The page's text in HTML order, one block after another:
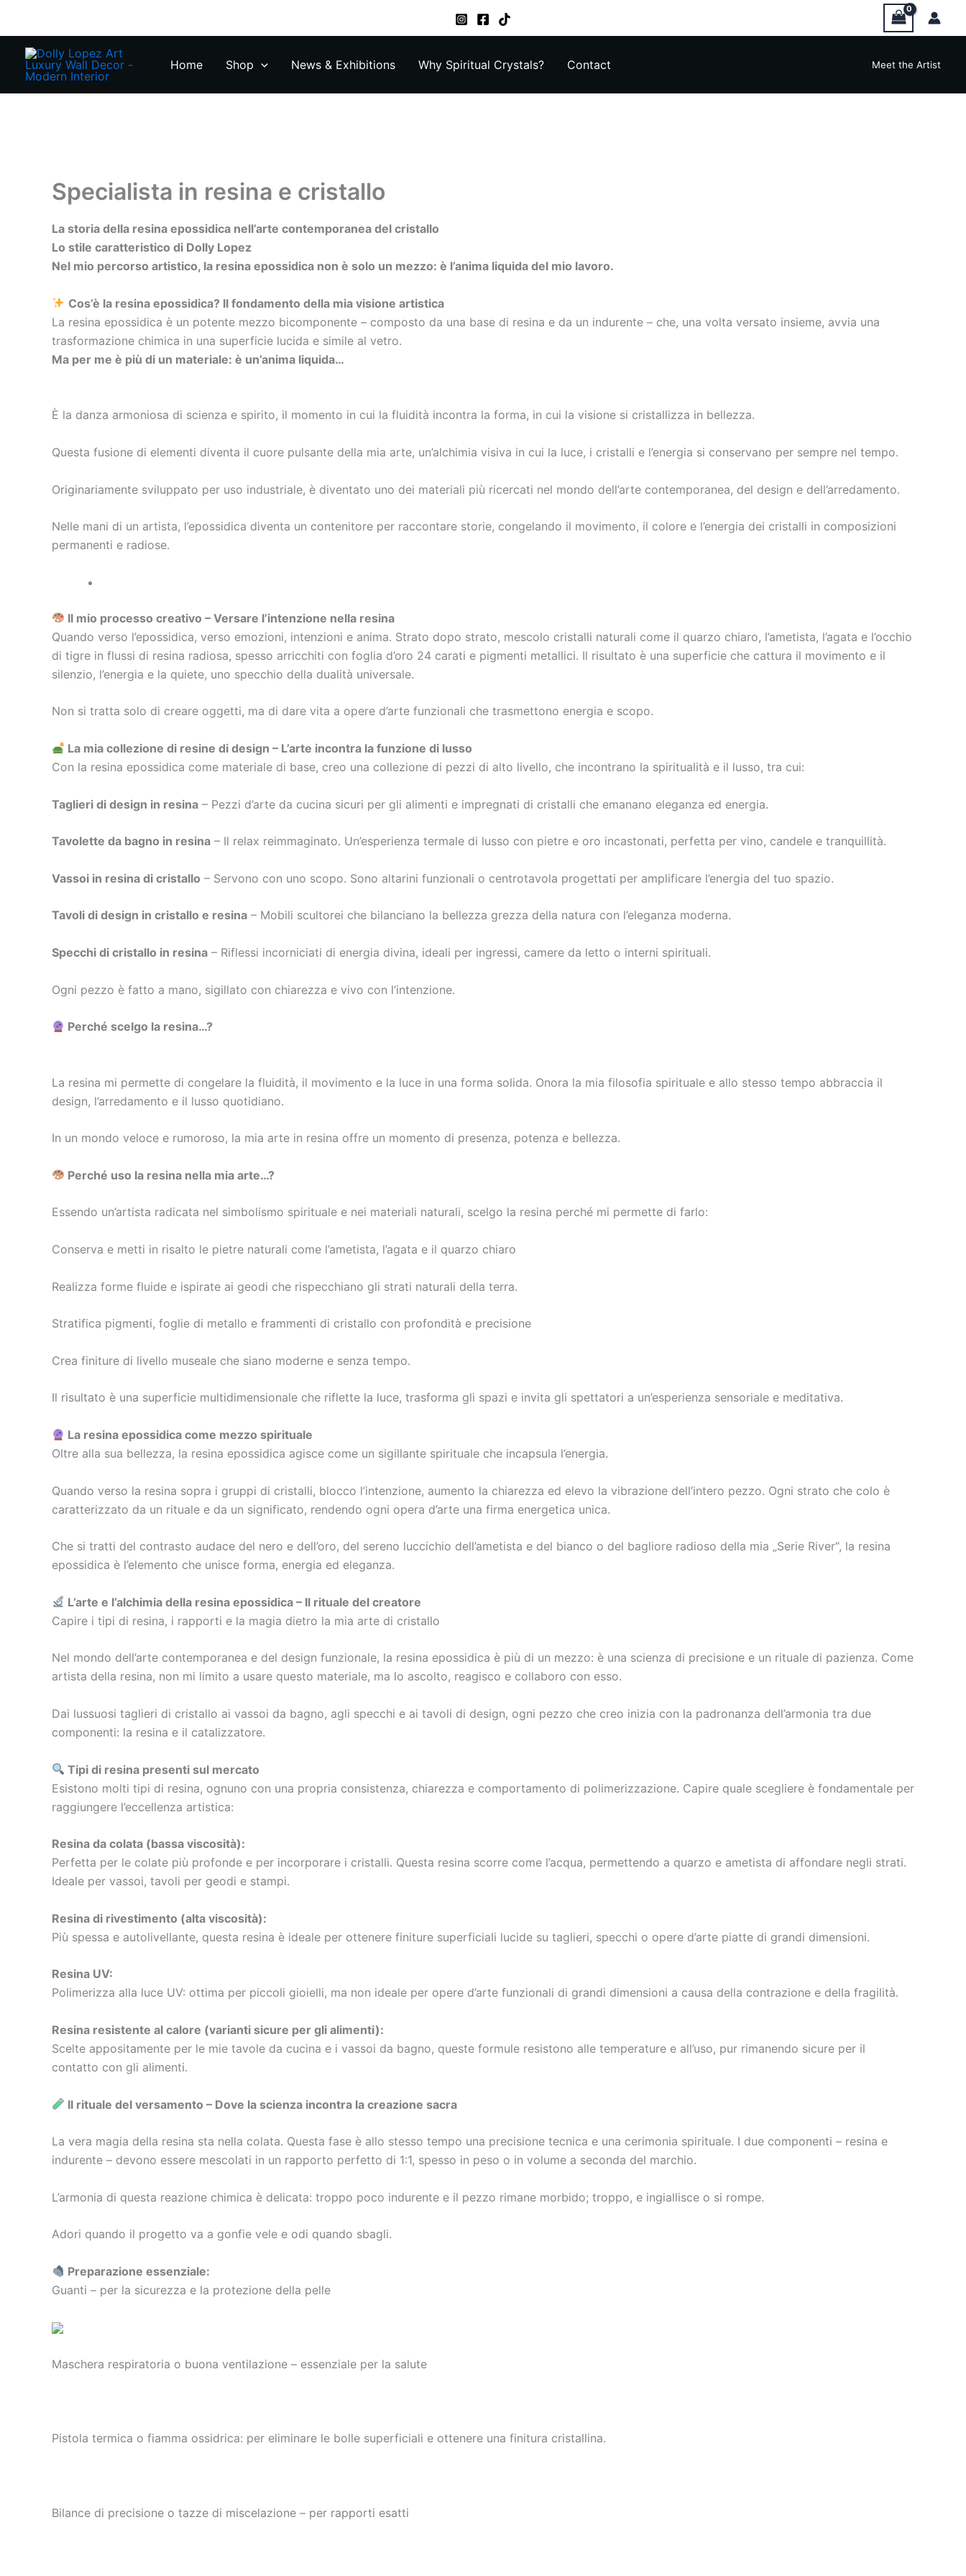
springen
Home
Shop News & Exhibitions Why Spiritual Crystals? Contact Meet the Artist
Specialista in resina e cristallo
La storia della resina epossidica nell’arte contemporanea del cristallo
Lo stile caratteristico di Dolly Lopez
Nel mio percorso artistico, la resina epossidica non è solo un mezzo: è l’anima liquida del mio lavoro.
Cos’è la resina epossidica? Il fondamento della mia visione artistica
La resina epossidica è un potente mezzo bicomponente – composto da una base di resina e da un indurente – che, una volta versato insieme, avvia una
trasformazione chimica in una superficie lucida e simile al vetro.
Ma per me è più di un materiale: è un’anima liquida…
È la danza armoniosa di scienza e spirito, il momento in cui la fluidità incontra la forma, in cui la visione si cristallizza in bellezza.
Questa fusione di elementi diventa il cuore pulsante della mia arte, un’alchimia visiva in cui la luce, i cristalli e l’energia si conservano per sempre nel tempo.
Originariamente sviluppato per uso industriale, è diventato uno dei materiali più ricercati nel mondo dell’arte contemporanea, del design e dell’arredamento.
Nelle mani di un artista, l’epossidica diventa un contenitore per raccontare storie, congelando il movimento, il colore e l’energia dei cristalli in composizioni
permanenti e radiose.
Il mio processo creativo – Versare l’intenzione nella resina
Quando verso l’epossidica, verso emozioni, intenzioni e anima. Strato dopo strato, mescolo cristalli naturali come il quarzo chiaro, l’ametista, l’agata e l’occhio
di tigre in flussi di resina radiosa, spesso arricchiti con foglia d’oro 24 carati e pigmenti metallici. Il risultato è una superficie che cattura il movimento e il
silenzio, l’energia e la quiete, uno specchio della dualità universale.
Non si tratta solo di creare oggetti, ma di dare vita a opere d’arte funzionali che trasmettono energia e scopo.
La mia collezione di resine di design – L’arte incontra la funzione di lusso
Con la resina epossidica come materiale di base, creo una collezione di pezzi di alto livello, che incontrano la spiritualità e il lusso, tra cui:
Taglieri di design in resina – Pezzi d’arte da cucina sicuri per gli alimenti e impregnati di cristalli che emanano eleganza ed energia.
Tavolette da bagno in resina – Il relax reimmaginato. Un’esperienza termale di lusso con pietre e oro incastonati, perfetta per vino, candele e tranquillità.
Vassoi in resina di cristallo – Servono con uno scopo. Sono altarini funzionali o centrotavola progettati per amplificare l’energia del tuo spazio.
Tavoli di design in cristallo e resina – Mobili scultorei che bilanciano la bellezza grezza della natura con l’eleganza moderna.
Specchi di cristallo in resina – Riflessi incorniciati di energia divina, ideali per ingressi, camere da letto o interni spirituali.
Ogni pezzo è fatto a mano, sigillato con chiarezza e vivo con l’intenzione.
Perché scelgo la resina…?
La resina mi permette di congelare la fluidità, il movimento e la luce in una forma solida. Onora la mia filosofia spirituale e allo stesso tempo abbraccia il
design, l’arredamento e il lusso quotidiano.
In un mondo veloce e rumoroso, la mia arte in resina offre un momento di presenza, potenza e bellezza.
Perché uso la resina nella mia arte…?
Essendo un’artista radicata nel simbolismo spirituale e nei materiali naturali, scelgo la resina perché mi permette di farlo:
Conserva e metti in risalto le pietre naturali come l’ametista, l’agata e il quarzo chiaro
Realizza forme fluide e ispirate ai geodi che rispecchiano gli strati naturali della terra.
Stratifica pigmenti, foglie di metallo e frammenti di cristallo con profondità e precisione
Crea finiture di livello museale che siano moderne e senza tempo.
Il risultato è una superficie multidimensionale che riflette la luce, trasforma gli spazi e invita gli spettatori a un’esperienza sensoriale e meditativa.
La resina epossidica come mezzo spirituale
Oltre alla sua bellezza, la resina epossidica agisce come un sigillante spirituale che incapsula l’energia.
Quando verso la resina sopra i gruppi di cristalli, blocco l’intenzione, aumento la chiarezza ed elevo la vibrazione dell’intero pezzo. Ogni strato che colo è
caratterizzato da un rituale e da un significato, rendendo ogni opera d’arte una firma energetica unica.
Che si tratti del contrasto audace del nero e dell’oro, del sereno luccichio dell’ametista e del bianco o del bagliore radioso della mia „Serie River“, la resina
epossidica è l’elemento che unisce forma, energia ed eleganza.
L’arte e l’alchimia della resina epossidica – Il rituale del creatore
Capire i tipi di resina, i rapporti e la magia dietro la mia arte di cristallo
Nel mondo dell’arte contemporanea e del design funzionale, la resina epossidica è più di un mezzo: è una scienza di precisione e un rituale di pazienza. Come
artista della resina, non mi limito a usare questo materiale, ma lo ascolto, reagisco e collaboro con esso.
Dai lussuosi taglieri di cristallo ai vassoi da bagno, agli specchi e ai tavoli di design, ogni pezzo che creo inizia con la padronanza dell’armonia tra due
componenti: la resina e il catalizzatore.
Tipi di resina presenti sul mercato
Esistono molti tipi di resina, ognuno con una propria consistenza, chiarezza e comportamento di polimerizzazione. Capire quale scegliere è fondamentale per
raggiungere l’eccellenza artistica:
Resina da colata (bassa viscosità):
Perfetta per le colate più profonde e per incorporare i cristalli. Questa resina scorre come l’acqua, permettendo a quarzo e ametista di affondare negli strati.
Ideale per vassoi, tavoli per geodi e stampi.
Resina di rivestimento (alta viscosità):
Più spessa e autolivellante, questa resina è ideale per ottenere finiture superficiali lucide su taglieri, specchi o opere d’arte piatte di grandi dimensioni.
Resina UV:
Polimerizza alla luce UV: ottima per piccoli gioielli, ma non ideale per opere d’arte funzionali di grandi dimensioni a causa della contrazione e della fragilità.
Resina resistente al calore (varianti sicure per gli alimenti):
Scelte appositamente per le mie tavole da cucina e i vassoi da bagno, queste formule resistono alle temperature e all’uso, pur rimanendo sicure per il
contatto con gli alimenti.
Il rituale del versamento – Dove la scienza incontra la creazione sacra
La vera magia della resina sta nella colata. Questa fase è allo stesso tempo una precisione tecnica e una cerimonia spirituale. I due componenti – resina e
indurente – devono essere mescolati in un rapporto perfetto di 1:1, spesso in peso o in volume a seconda del marchio.
L’armonia di questa reazione chimica è delicata: troppo poco indurente e il pezzo rimane morbido; troppo, e ingiallisce o si rompe.
Adori quando il progetto va a gonfie vele e odi quando sbagli.
Preparazione essenziale:
Guanti – per la sicurezza e la protezione della pelle
Maschera respiratoria o buona ventilazione – essenziale per la salute
Pistola termica o fiamma ossidrica: per eliminare le bolle superficiali e ottenere una finitura cristallina.
Bilance di precisione o tazze di miscelazione – per rapporti esatti